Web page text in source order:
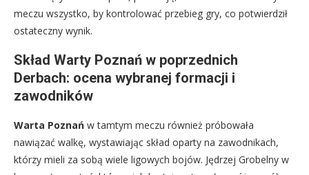
meczu wszystko, by kontrolować przebieg gry, co potwierdził
ostateczny wynik.
Skład Warty Poznań w poprzednich
Derbach: ocena wybranej formacji i
zawodników
Warta Poznań w tamtym meczu również próbowała
nawiązać walkę, wystawiając skład oparty na zawodnikach,
którzy mieli za sobą wiele ligowych bojów. Jędrzej Grobelny w